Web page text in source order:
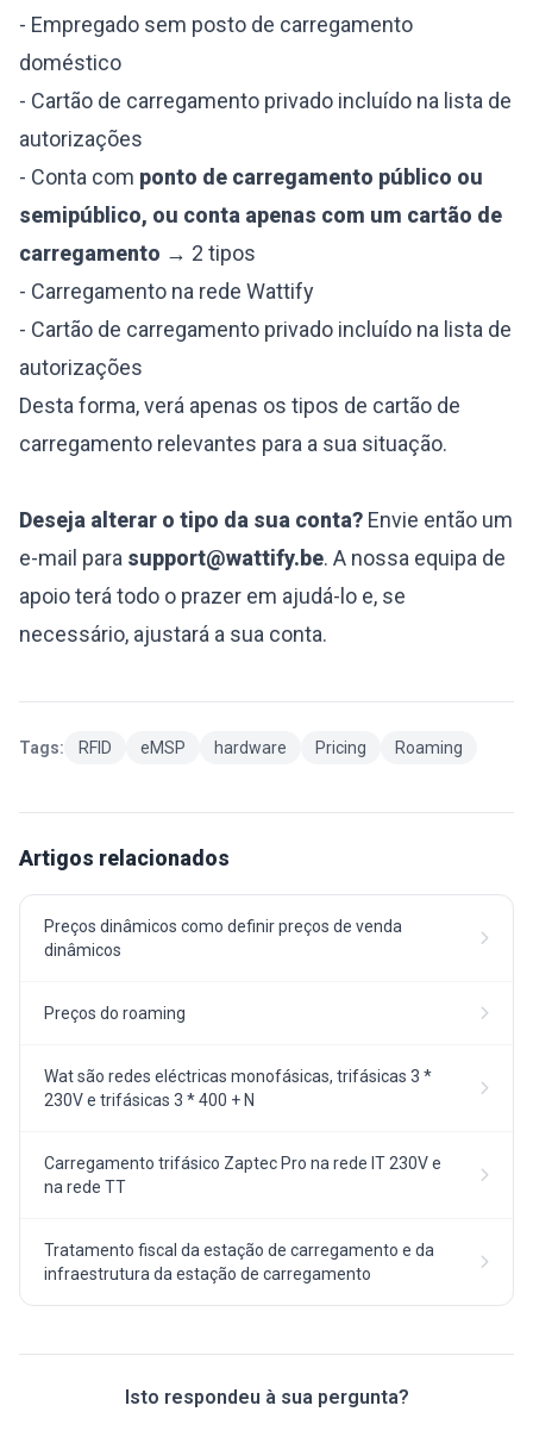
- Empregado sem posto de carregamento
doméstico
- Cartão de carregamento privado incluído na lista de
autorizações
- Conta com ponto de carregamento público ou
semipúblico, ou conta apenas com um cartão de
carregamento → 2 tipos
- Carregamento na rede Wattify
- Cartão de carregamento privado incluído na lista de
autorizações
Desta forma, verá apenas os tipos de cartão de
carregamento relevantes para a sua situação.
Deseja alterar o tipo da sua conta? Envie então um
e-mail para support@wattify.be. A nossa equipa de
apoio terá todo o prazer em ajudá-lo e, se
necessário, ajustará a sua conta.
Tags: RFID eMSP hardware Pricing Roaming
Artigos relacionados
Preços dinâmicos como definir preços de venda
dinâmicos
Preços do roaming
Wat são redes eléctricas monofásicas, trifásicas 3 *
230V e trifásicas 3 * 400 + N
Carregamento trifásico Zaptec Pro na rede IT 230V e
na rede TT
Tratamento fiscal da estação de carregamento e da
infraestrutura da estação de carregamento
Isto respondeu à sua pergunta?